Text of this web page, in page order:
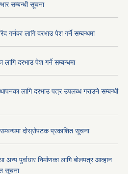
सम्बन्धी सूचना
गर्नका लागि दरभाउ पेश गर्ने सम्बन्धमा
लागि दरभाउ पेश गर्ने सम्बन्धमा
लागि दरभाउ पत्र उपलब्ध गराउने सम्बन्धी
दोस्रोपटक प्रकाशित सूचना
अन्य पुर्वाधार निर्माणका लागि बोलपत्र आव्हान
सूचना